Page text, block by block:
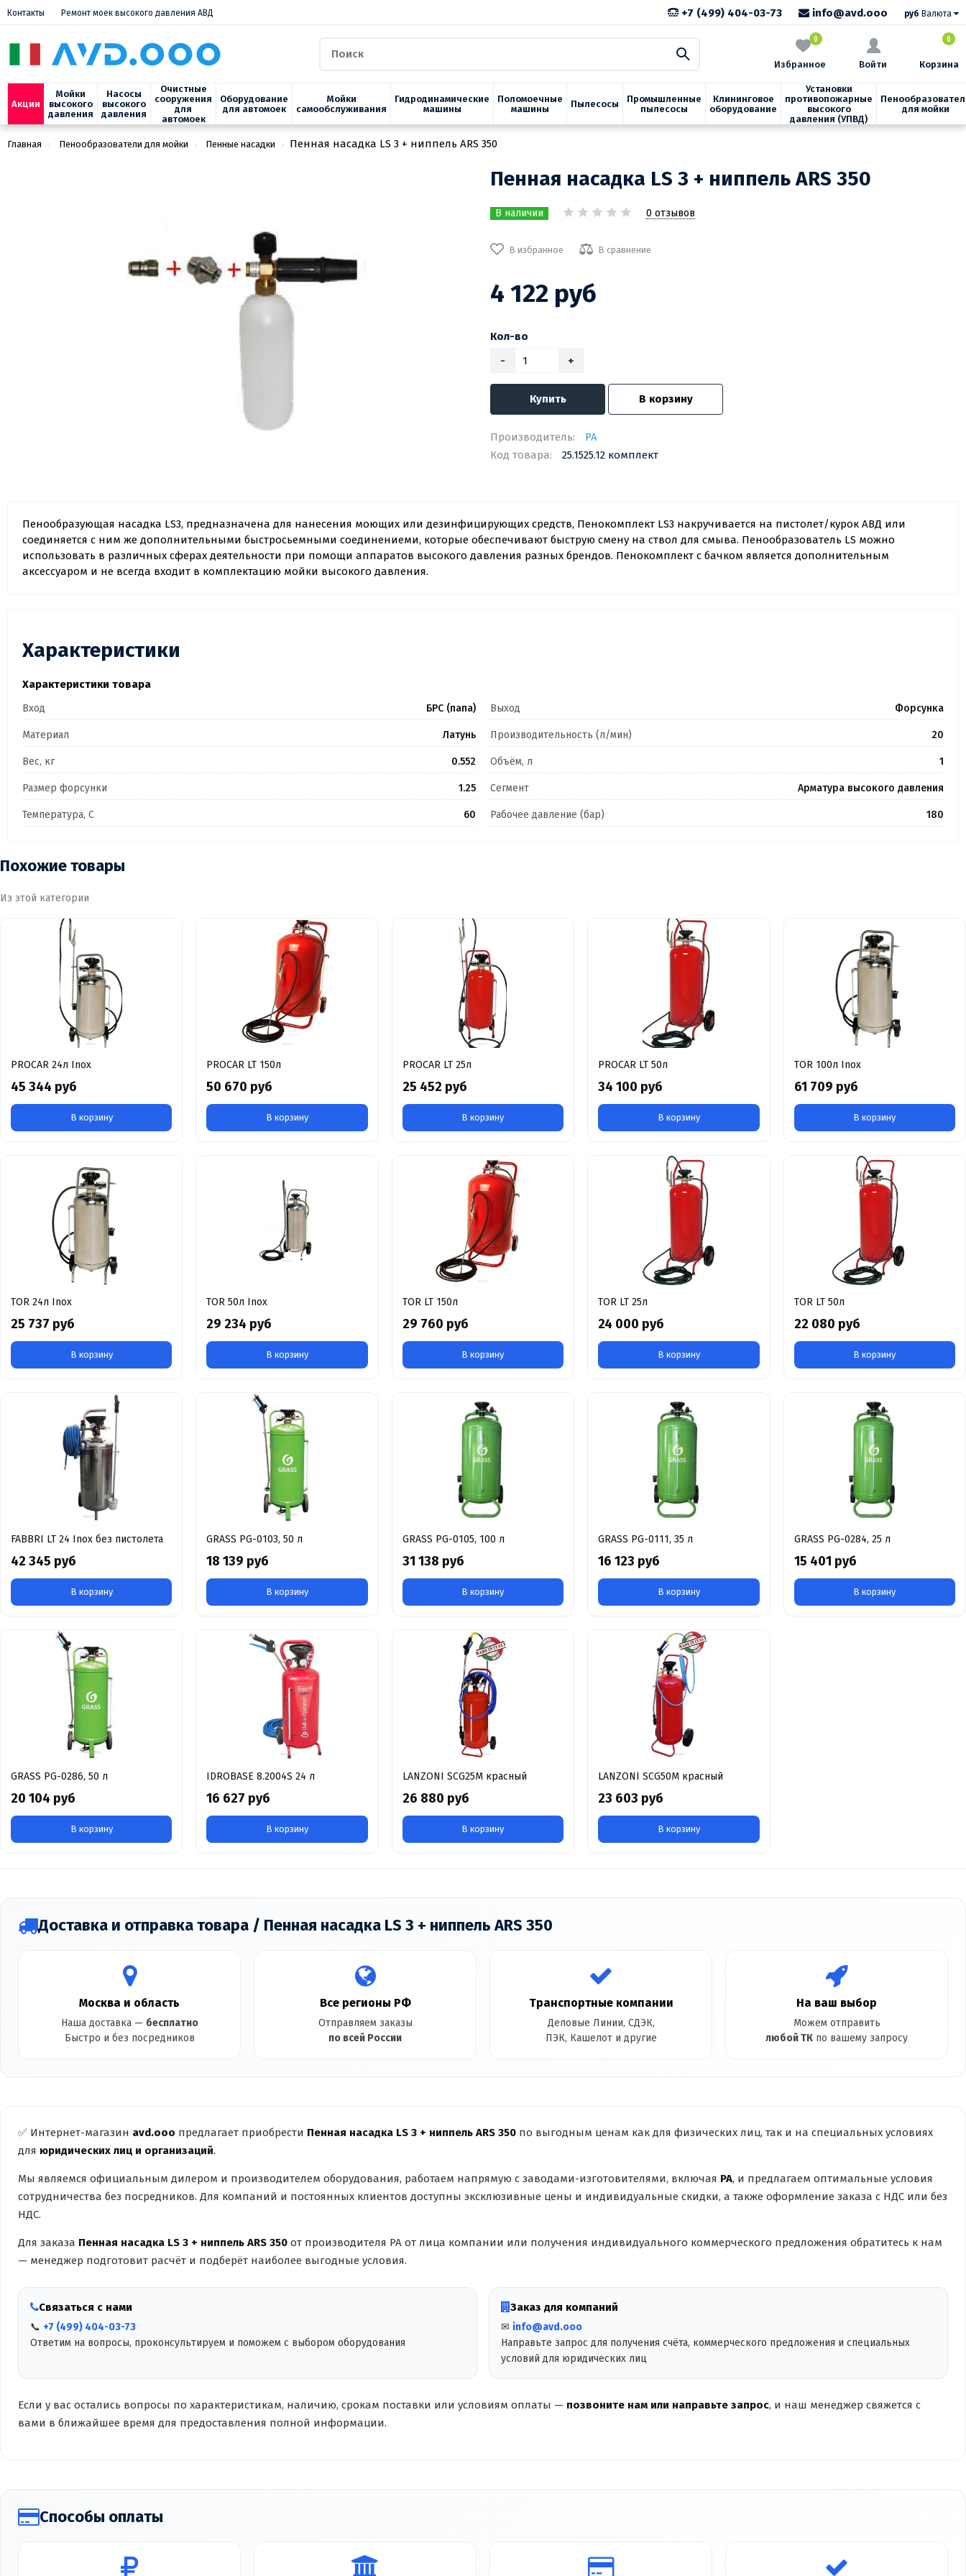
Контакты Ремонт моек высокого давления АВД +7 (499) 404-03-73 info@avd.ooo руб Валюта
0
Избранное Войти
0
Корзина
Акции
Мойки
высокого
давления
Насосы
высокого
давления
Очистные
сооружения
для
автомоек
Оборудование
для автомоек
Мойки
самообслуживания
Гидродинамические
машины
Поломоечные
машины
Пылесосы
Промышленные
пылесосы
Клининговое
оборудование
Установки
противопожарные
высокого
давления (УПВД)
для мойки
Главная Пенообразователи для мойки Пенные насадки Пенная насадка LS 3 + ниппель ARS 350
Пенная насадка LS 3 + ниппель ARS 350
В наличии 0 отзывов
В избранное В сравнение
4 122 руб
Кол-во
-
+
Купить В корзину
Производитель:
PA
Код товара:
25.1525.12 комплект
Пенообразующая насадка LS3, предназначена для нанесения моющих или дезинфицирующих средств, Пенокомплект LS3 накручивается на пистолет/курок АВД или
соединяется с ним же дополнительными быстросьемными соединениеми, которые обеспечивают быструю смену на ствол для смыва. Пенообразователь LS можно
использовать в различных сферах деятельности при помощи аппаратов высокого давления разных брендов. Пенокомплект с бачком является дополнительным
аксессуаром и не всегда входит в комплектацию мойки высокого давления.
Характеристики
Характеристики товара
Вход БРС (папа) Выход Форсунка
Материал Латунь Производительность (л/мин) 20
Вес, кг 0.552 Объём, л 1
Размер форсунки 1.25 Сегмент Арматура высокого давления
Температура, C 60 Рабочее давление (бар) 180
Похожие товары
Из этой категории
PROCAR 24л Inox
45 344 руб
В корзину
PROCAR LT 150л
50 670 руб
В корзину
PROCAR LT 25л
25 452 руб
В корзину
PROCAR LT 50л
34 100 руб
В корзину
TOR 100л Inox
61 709 руб
В корзину
TOR 24л Inox
25 737 руб
В корзину
TOR 50л Inox
29 234 руб
В корзину
TOR LT 150л
29 760 руб
В корзину
TOR LT 25л
24 000 руб
В корзину
TOR LT 50л
22 080 руб
В корзину
FABBRI LT 24 Inox без пистолета
42 345 руб
В корзину
GRASS PG-0103, 50 л
18 139 руб
В корзину
GRASS PG-0105, 100 л
31 138 руб
В корзину
GRASS PG-0111, 35 л
16 123 руб
В корзину
GRASS PG-0284, 25 л
15 401 руб
В корзину
GRASS PG-0286, 50 л
20 104 руб
В корзину
IDROBASE 8.2004S 24 л
16 627 руб
В корзину
LANZONI SCG25M красный
26 880 руб
В корзину
LANZONI SCG50M красный
23 603 руб
В корзину
Доставка и отправка товара / Пенная насадка LS 3 + ниппель ARS 350
Москва и область
Наша доставка — бесплатно
Быстро и без посредников
Все регионы РФ
Отправляем заказы
по всей России
Транспортные компании
Деловые Линии, СДЭК,
ПЭК, Кашелот и другие
На ваш выбор
Можем отправить
любой ТК по вашему запросу
✅ Интернет-магазин avd.ooo предлагает приобрести Пенная насадка LS 3 + ниппель ARS 350 по выгодным ценам как для физических лиц, так и на специальных условиях
для юридических лиц и организаций.
Мы являемся официальным дилером и производителем оборудования, работаем напрямую с заводами-изготовителями, включая PA, и предлагаем оптимальные условия
сотрудничества без посредников. Для компаний и постоянных клиентов доступны эксклюзивные цены и индивидуальные скидки, а также оформление заказа с НДС или без
НДС.
Для заказа Пенная насадка LS 3 + ниппель ARS 350 от производителя PA от лица компании или получения индивидуального коммерческого предложения обратитесь к нам
— менеджер подготовит расчёт и подберёт наиболее выгодные условия.
Связаться с нами
📞 +7 (499) 404-03-73
Ответим на вопросы, проконсультируем и поможем с выбором оборудования
Заказ для компаний
✉ info@avd.ooo
Направьте запрос для получения счёта, коммерческого предложения и специальных
условий для юридических лиц
Если у вас остались вопросы по характеристикам, наличию, срокам поставки или условиям оплаты — позвоните нам или направьте запрос, и наш менеджер свяжется с
вами в ближайшее время для предоставления полной информации.
Способы оплаты